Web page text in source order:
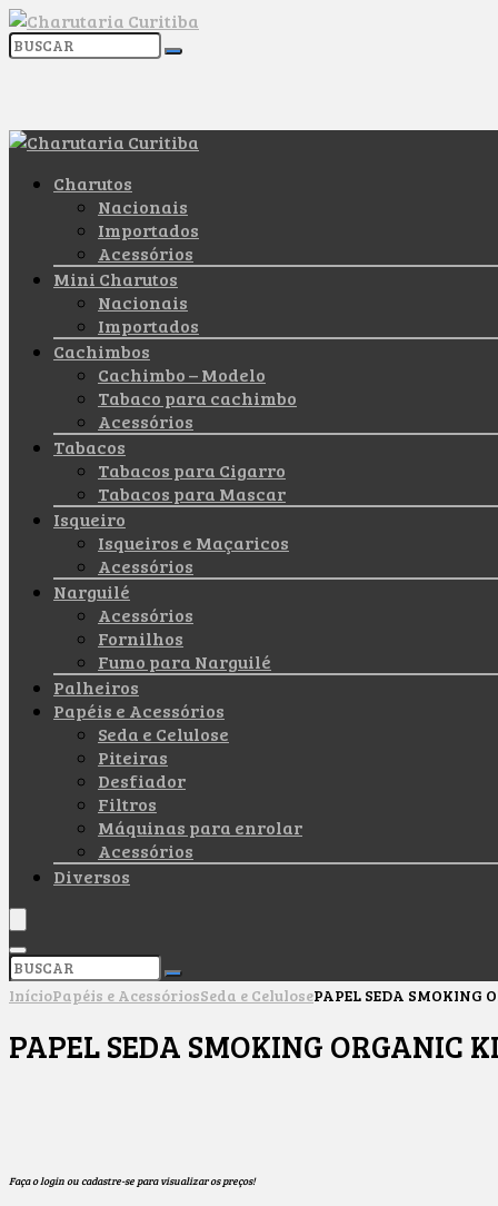
Charutos
Nacionais
Importados
Acessórios
Mini Charutos
Nacionais
Importados
Cachimbos
Cachimbo – Modelo
Tabaco para cachimbo
Acessórios
Tabacos
Tabacos para Cigarro
Tabacos para Mascar
Isqueiro
Isqueiros e Maçaricos
Acessórios
Narguilé
Acessórios
Fornilhos
Fumo para Narguilé
Palheiros
Papéis e Acessórios
Seda e Celulose
Piteiras
Desfiador
Filtros
Máquinas para enrolar
Acessórios
Diversos
InícioPapéis e AcessóriosSeda e CelulosePAPEL SEDA SMOKING
PAPEL SEDA SMOKING ORGANIC
Faça o login ou cadastre-se para visualizar os preços!